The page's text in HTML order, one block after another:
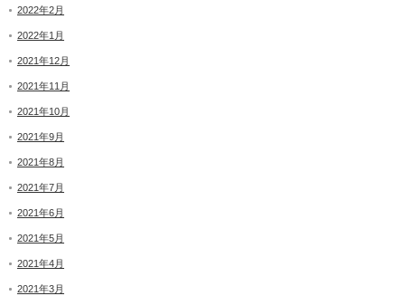
2022年2月
2022年1月
2021年12月
2021年11月
2021年10月
2021年9月
2021年8月
2021年7月
2021年6月
2021年5月
2021年4月
2021年3月